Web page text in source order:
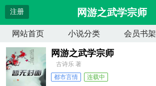
注册 网游之武学宗师
网站首页 小说分类 会员书架
网游之武学宗师
古诗乐 著
都市言情
连载中